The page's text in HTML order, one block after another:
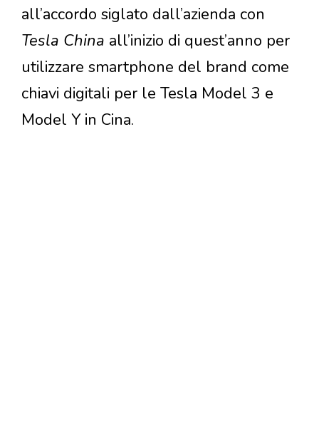
all’accordo siglato dall’azienda con
Tesla China all’inizio di quest’anno per
utilizzare smartphone del brand come
chiavi digitali per le Tesla Model 3 e
Model Y in Cina.